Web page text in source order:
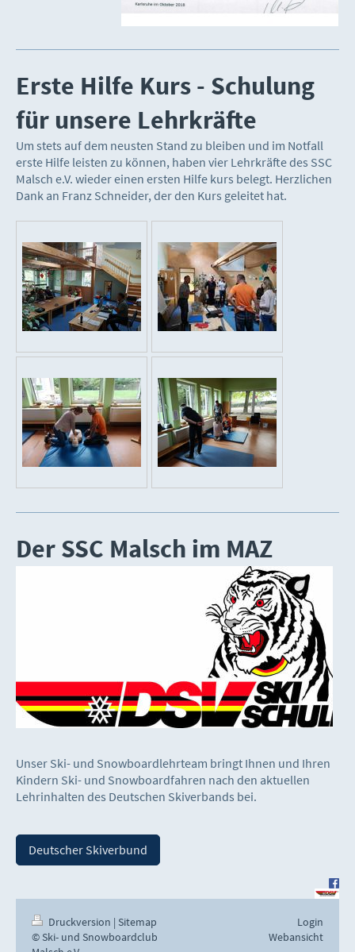
Erste Hilfe Kurs - Schulung
für unsere Lehrkräfte
Um stets auf dem neusten Stand zu bleiben und im Notfall
erste Hilfe leisten zu können, haben vier Lehrkräfte des SSC
Malsch e.V. wieder einen ersten Hilfe kurs belegt. Herzlichen
Dank an Franz Schneider, der den Kurs geleitet hat.
Der SSC Malsch im MAZ
Unser Ski- und Snowboardlehrteam bringt Ihnen und Ihren
Kindern Ski- und Snowboardfahren nach den aktuellen
Lehrinhalten des Deutschen Skiverbands bei.
Deutscher Skiverbund
Druckversion | Sitemap
© Ski- und Snowboardclub
Login
Webansicht